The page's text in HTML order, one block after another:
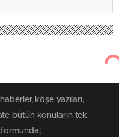
köşe yazıları,
bütün konuların tek